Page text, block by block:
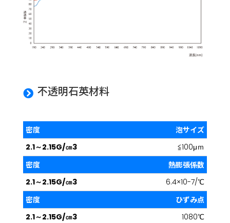
 不透明石英材料
密
度
2.15g/
㎝3
泡サイズ
≦100μｍ
熱膨張係数
6.4×10-7/℃
ひずみ点
1080℃